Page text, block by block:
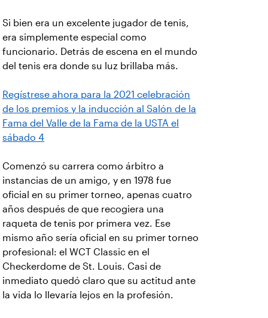
Si bien era un excelente jugador de tenis,
era simplemente especial como
funcionario. Detrás de escena en el mundo
del tenis era donde su luz brillaba más.
Regístrese ahora para la 2021 celebración
de los premios y la inducción al Salón de la
Fama del Valle de la Fama de la USTA el
sábado 4
Comenzó su carrera como árbitro a
instancias de un amigo, y en 1978 fue
oficial en su primer torneo, apenas cuatro
años después de que recogiera una
raqueta de tenis por primera vez. Ese
mismo año sería oficial en su primer torneo
profesional: el WCT Classic en el
Checkerdome de St. Louis. Casi de
inmediato quedó claro que su actitud ante
la vida lo llevaría lejos en la profesión.